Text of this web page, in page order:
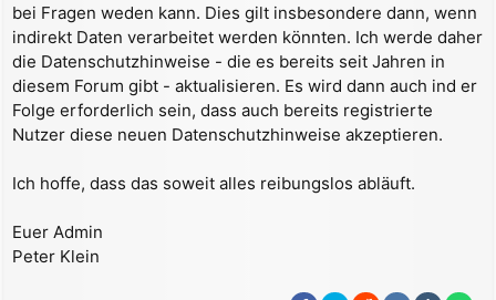
bei Fragen weden kann. Dies gilt insbesondere dann, wenn
indirekt Daten verarbeitet werden könnten. Ich werde daher
die Datenschutzhinweise - die es bereits seit Jahren in
diesem Forum gibt - aktualisieren. Es wird dann auch ind er
Folge erforderlich sein, dass auch bereits registrierte
Nutzer diese neuen Datenschutzhinweise akzeptieren.
Ich hoffe, dass das soweit alles reibungslos abläuft.
Euer Admin
Peter Klein